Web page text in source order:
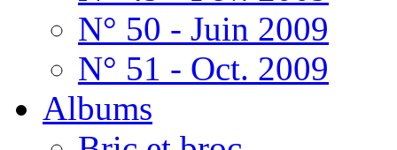
N° 50 - Juin 2009
N° 51 - Oct. 2009
Albums